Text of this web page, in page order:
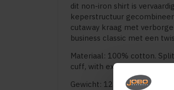
dit non-iron shirt is
keperstructuur
cutaway kraag met
business classic met een
Materiaal: 100% cotton.
cuff, with extra buttonhole
Gewicht: 124 g/m²